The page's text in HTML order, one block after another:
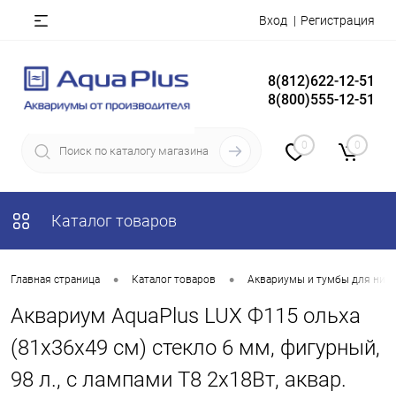
Вход Регистрация
8(812)622-12-51
8(800)555-12-51
0 0
Каталог товаров
Главная страница • Каталог товаров • Аквариумы и тумбы для них
Аквариум AquaPlus LUX Ф115 ольха
(81х36х49 см) стекло 6 мм, фигурный,
98 л., с лампами Т8 2х18Вт, аквар.